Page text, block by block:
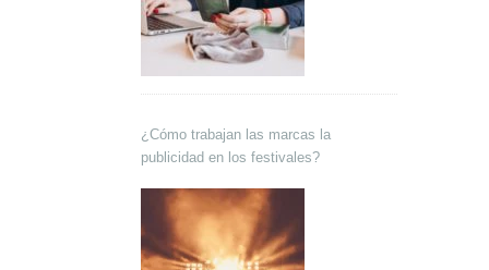
¿Cómo trabajan las marcas la
publicidad en los festivales?